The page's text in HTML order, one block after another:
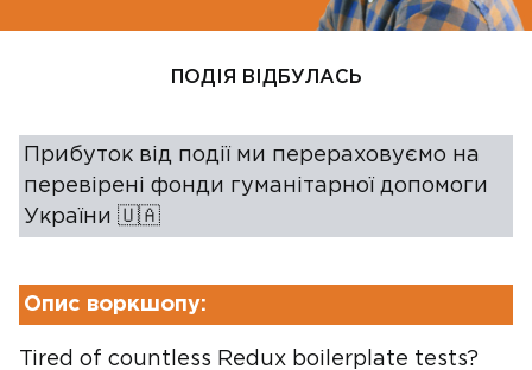
ПОДІЯ ВІДБУЛАСЬ
Прибуток від події ми перераховуємо на
перевірені фонди гуманітарної допомоги
України 🇺🇦
Опис воркшопу:
Tired of countless Redux boilerplate tests?